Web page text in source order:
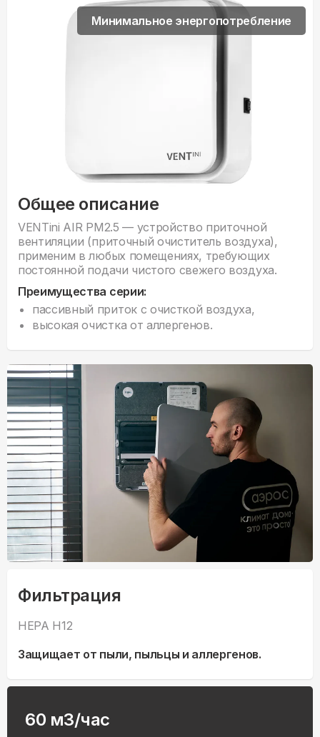
Общее описание
VENTini AIR PM2.5 — устройство приточной
вентиляции (приточный очиститель воздуха),
применим в любых помещениях, требующих
постоянной подачи чистого свежего воздуха.
Преимущества серии:
пассивный приток с очисткой воздуха,
высокая очистка от аллергенов.
Минимальное энергопотребление
Фильтрация
HEPA H12
Защищает от пыли, пыльцы и аллергенов.
60 м3/час